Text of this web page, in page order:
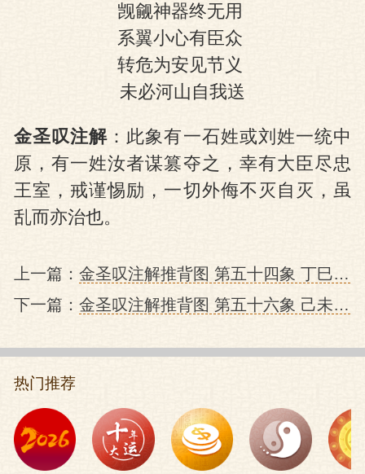
觊觎神器终无用
系翼小心有臣众
转危为安见节义
未必河山自我送
金圣叹注解 ：此象有一石姓或刘姓一统中
原，有一姓汝者谋篡夺之，幸有大臣尽忠
王室，戒谨惕励，一切外侮不灭自灭，虽
乱而亦治也。
上一篇： 金圣叹注解推背图 第五十四象 丁巳 未来
下一篇： 金圣叹注解推背图 第五十六象 己未 未来高科技战争
热门推荐